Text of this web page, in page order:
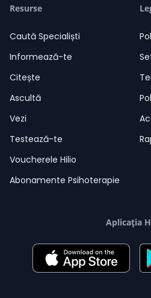
Resurse
Caută Specialiști
Informează-te
Citește
Ascultă
Vezi
Testează-te
Voucherele Hilio
Abonamente Psihoterapie
Aplicația